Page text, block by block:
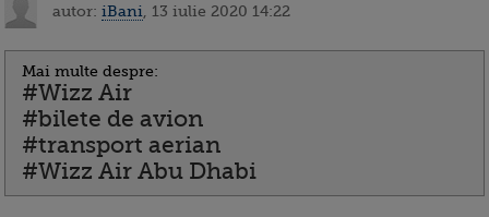
autor: iBani , 13 iulie 2020 14:22
Mai multe despre:
#Wizz Air
#bilete de avion
#transport aerian
#Wizz Air Abu Dhabi